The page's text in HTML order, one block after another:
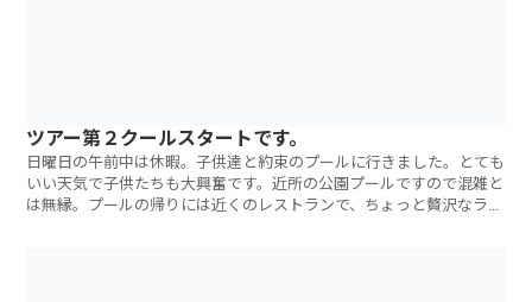
ツアー第２クールスタートです。
日曜日の午前中は休暇。子供達と約束のプールに行きました。とても
いい天気で子供たちも大興奮です。近所の公園プールですので混雑と
は無縁。プールの帰りには近くのレストランで、ちょっと贅沢なラン